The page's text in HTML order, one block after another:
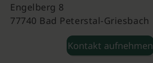
Engelberg 8
77740 Bad Peterstal-Griesbach
Kontakt aufnehmen